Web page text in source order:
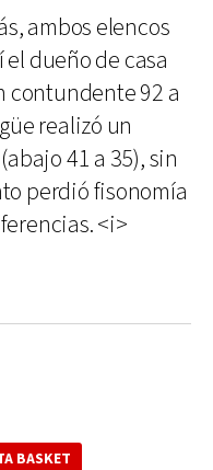
ambos elencos
dueño de casa
contundente 92 a
realizó un
41 a 35), sin
perdió fisonomía
<i>
BASKET